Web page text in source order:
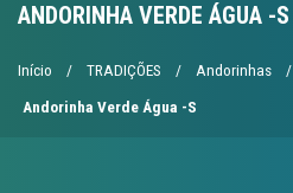
ANDORINHA VERDE ÁGUA -S
Início / TRADIÇÕES / Andorinhas /
Andorinha Verde Água -S